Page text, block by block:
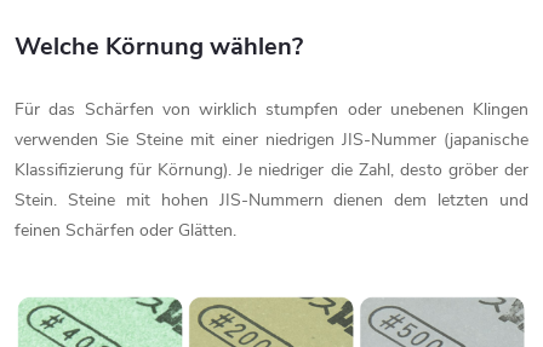
Welche Körnung wählen?
Für das Schärfen von wirklich stumpfen oder unebenen Klingen
verwenden Sie Steine mit einer niedrigen JIS-Nummer (japanische
Klassifizierung für Körnung). Je niedriger die Zahl, desto gröber der
Stein. Steine mit hohen JIS-Nummern dienen dem letzten und
feinen Schärfen oder Glätten.